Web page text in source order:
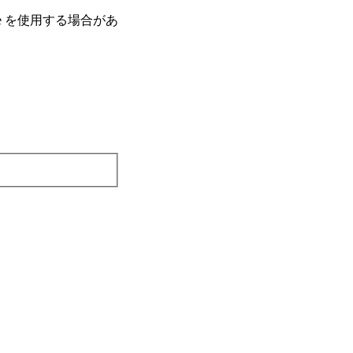
使⽤する場合があ